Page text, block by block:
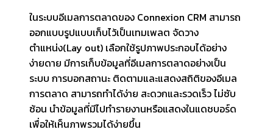
ในระบบอีเมลการตลาดของ Connexion CRM สามารถ
ออกแบบรูปแบบเก็บไว้เป็นเทมเพลต จัดวาง
ตำแหน่ง(Lay out) เลือกใช้รูปภาพประกอบได้อย่าง
ง่ายดาย มีการเก็บข้อมูลที่อีเมลการตลาดอย่างเป็น
ระบบ การบอกสถานะ ติดตามและแสดงสถิติของอีเมล
การตลาด สามารถทำได้ง่าย สะดวกและรวดเร็ว ไม่ซับ
ซ้อน นำข้อมูลที่มีไปทำรายงานหรือแสดงในแดชบอร์ด
เพื่อให้เห็นภาพรวมได้ง่ายขึ้น